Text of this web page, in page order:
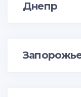
Днепр